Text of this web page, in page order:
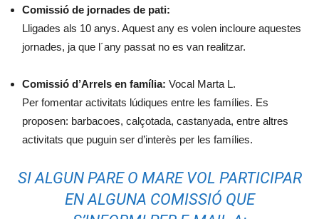
Comissió de jornades de pati:
Lligades als 10 anys. Aquest any es volen incloure aquestes
jornades, ja que l´any passat no es van realitzar.
Comissió d’Arrels en família: Vocal Marta L.
Per fomentar activitats lúdiques entre les famílies. Es
proposen: barbacoes, calçotada, castanyada, entre altres
activitats que puguin ser d’interès per les famílies.
SI ALGUN PARE O MARE VOL PARTICIPAR
EN ALGUNA COMISSIÓ QUE